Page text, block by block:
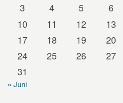
3
4 5 6
10
11 12 13
17
18 19 20
24
25 26 27
31
« Juni